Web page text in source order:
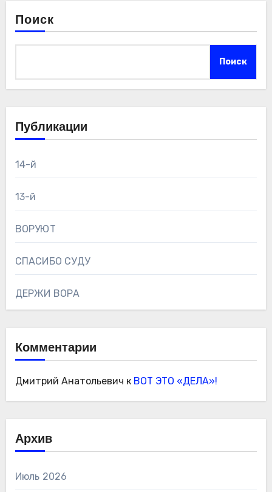
Поиск
Поиск
Публикации
14-й
13-й
ВОРУЮТ
СПАСИБО СУДУ
ДЕРЖИ ВОРА
Комментарии
Дмитрий Анатольевич к ВОТ ЭТО «ДЕЛА»!
Архив
Июль 2026